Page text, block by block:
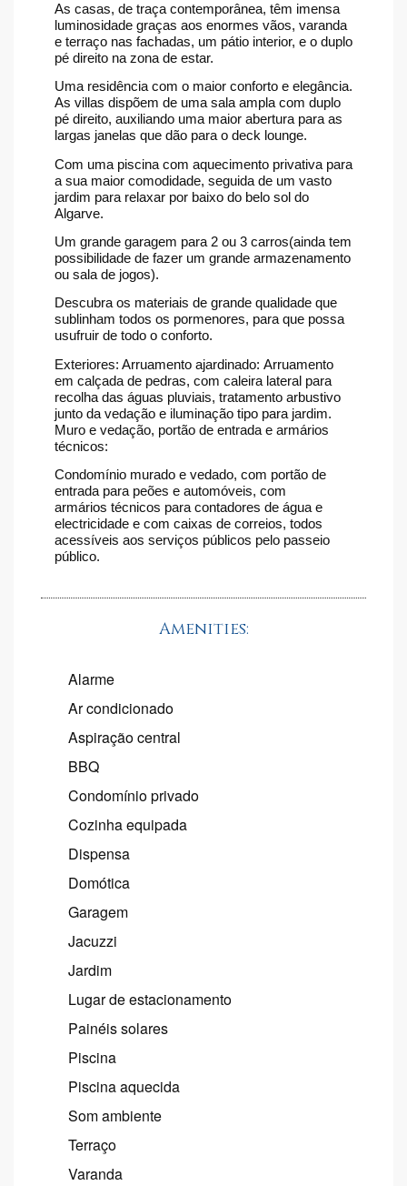
As casas, de traça contemporânea, têm imensa
luminosidade graças aos enormes vãos, varanda
e terraço nas fachadas, um pátio interior, e o duplo
pé direito na zona de estar.
Uma residência com o maior conforto e elegância.
As villas dispõem de uma sala ampla com duplo
pé direito, auxiliando uma maior abertura para as
largas janelas que dão para o deck lounge.
Com uma piscina com aquecimento privativa para
a sua maior comodidade, seguida de um vasto
jardim para relaxar por baixo do belo sol do
Algarve.
Um grande garagem para 2 ou 3 carros(ainda tem
possibilidade de fazer um grande armazenamento
ou sala de jogos).
Descubra os materiais de grande qualidade que
sublinham todos os pormenores, para que possa
usufruir de todo o conforto.
Exteriores: Arruamento ajardinado: Arruamento
em calçada de pedras, com caleira lateral para
recolha das águas pluviais, tratamento arbustivo
junto da vedação e iluminação tipo para jardim.
Muro e vedação, portão de entrada e armários
técnicos:
Condomínio murado e vedado, com portão de
entrada para peões e automóveis, com
armários técnicos para contadores de água e
electricidade e com caixas de correios, todos
acessíveis aos serviços públicos pelo passeio
público.
Amenities:
Alarme
Ar condicionado
Aspiração central
BBQ
Condomínio privado
Cozinha equipada
Dispensa
Domótica
Garagem
Jacuzzi
Jardim
Lugar de estacionamento
Painéis solares
Piscina
Piscina aquecida
Som ambiente
Terraço
Varanda